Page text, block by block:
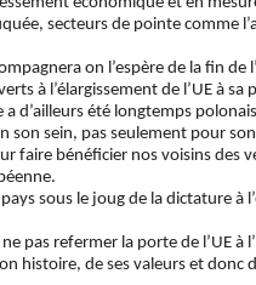
secteurs de pointe comme
on l’espère de la fin
à l’élargissement de l’UE à
a d’ailleurs été longtemps
son sein, pas seulement pour
faire bénéficier nos voisins des
sous le joug de la dictature à
pas refermer la porte de l’UE
histoire, de ses valeurs et donc